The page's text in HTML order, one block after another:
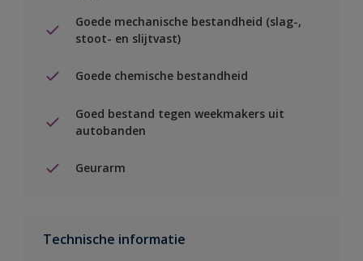
Goede mechanische bestandheid (slag-,
stoot- en slijtvast)
Goede chemische bestandheid
Goed bestand tegen weekmakers uit
autobanden
Geurarm
Technische informatie